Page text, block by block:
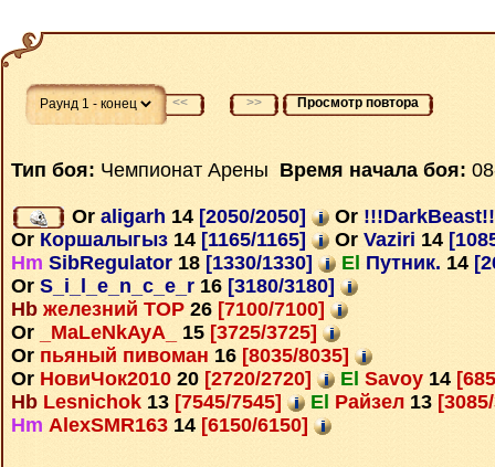
<< >> Просмотр повтора
Тип боя: Чемпионат Арены Время начала боя:
Or aligarh 14 [2050/2050] Or
Or Коршалыгыз 14 [1165/1165] Or Vaziri 14
Hm SibRegulator 18 [1330/1330] El Путник. 14
Or S_i_l_e_n_c_e_r 16 [3180/3180]
Hb железний ТОР 26 [7100/7100]
Or
_MaLeNkAyA_ 15 [3725/3725]
Or пьяный пивоман 16 [8035/8035]
Or НовиЧок2010 20 [2720/2720] El Savoy 14
Hb Lesnichok 13 [7545/7545] El Райзел 13
Hm AlexSMR163 14 [6150/6150]